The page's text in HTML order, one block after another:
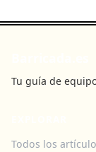
Tu guía de
Todos los